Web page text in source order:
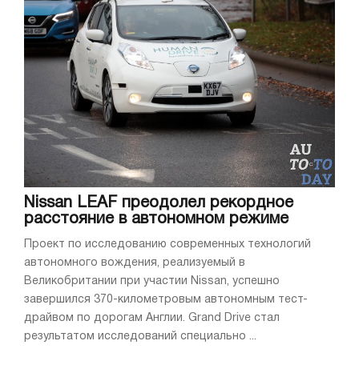
Nissan LEAF преодолел рекордное
расстояние в автономном режиме
Проект по исследованию современных технологий
автономного вождения, реализуемый в
Великобритании при участии Nissan, успешно
завершился 370-километровым автономным тест-
драйвом по дорогам Англии. Grand Drive стал
результатом исследований специально ...